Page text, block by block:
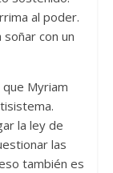
al poder.
con un
Myriam
la ley de
las
también es